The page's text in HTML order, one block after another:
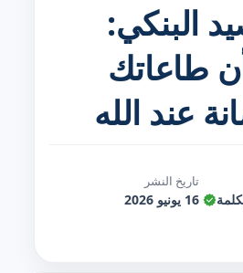
البنكي:
طاعاتك
عند الله
تاريخ النشر
16 يونيو 2026